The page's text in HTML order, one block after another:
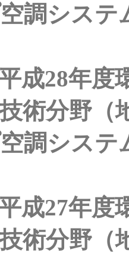
空調シス
成28年度
術分野（
空調シス
成27年度
術分野（